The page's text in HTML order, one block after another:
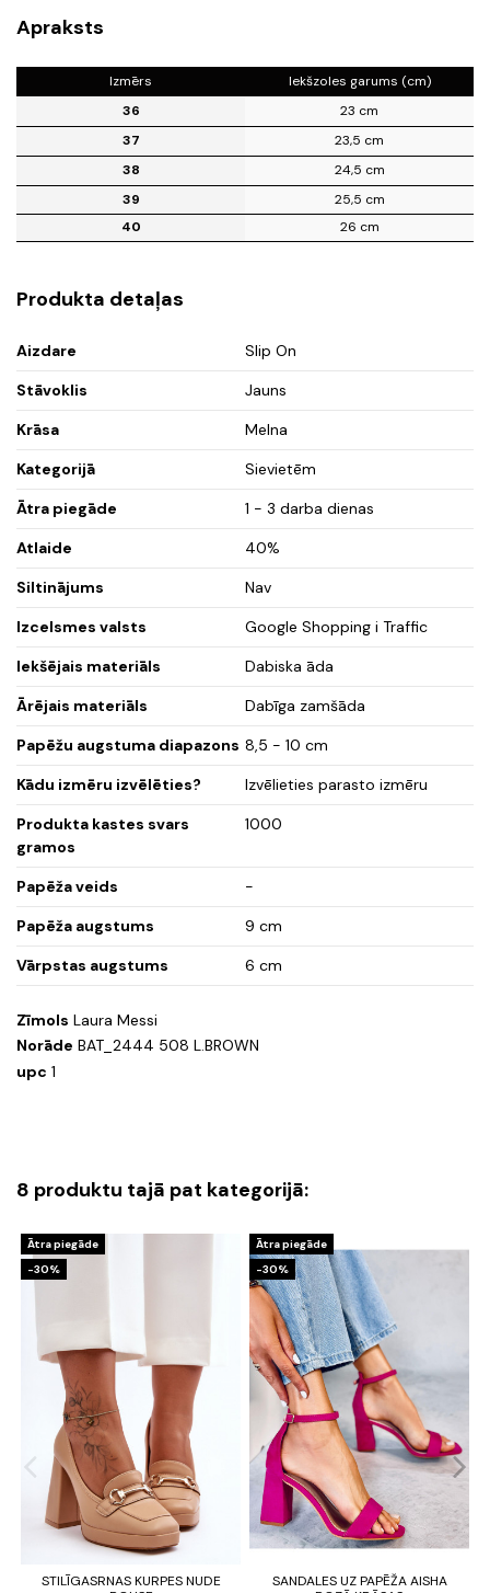
Apraksts
Izmērs
Iekšzoles garums (cm)
36
23 cm
37
23,5 cm
38
24,5 cm
39
25,5 cm
40
26 cm
Produkta detaļas
Aizdare
Slip On
Stāvoklis
Jauns
Krāsa
Melna
Kategorijā
Sievietēm
Ātra piegāde
1 - 3 darba dienas
Atlaide
40%
Siltinājums
Nav
Izcelsmes valsts
Google Shopping i Traffic
Iekšējais materiāls
Dabiska āda
Ārējais materiāls
Dabīga zamšāda
Papēžu augstuma diapazons 8,5 - 10 cm
Kādu izmēru izvēlēties?
Izvēlieties parasto izmēru
Produkta kastes svars
gramos
1000
Papēža veids
-
Papēža augstums
9 cm
Vārpstas augstums
6 cm
Zīmols Laura Messi
Norāde BAT_2444 508 L.BROWN
upc 1
8 produktu tajā pat kategorijā:
Ātra piegāde
-30%
STILĪGASRNAS KURPES NUDE
Ātra piegāde
-30%
SANDALES UZ PAPĒŽA AISHA